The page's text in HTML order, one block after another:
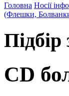
Головна Носії
(Флешки,
CD